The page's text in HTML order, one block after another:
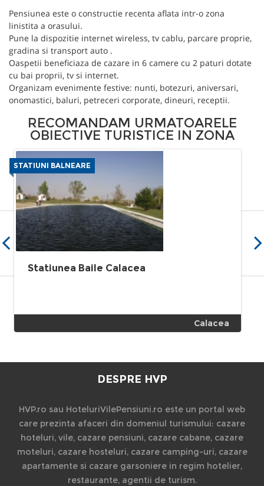
Pensiunea este o constructie recenta aflata intr-o zona
linistita a orasului.
Pune la dispozitie internet wireless, tv cablu, parcare proprie,
gradina si transport auto .
Oaspetii beneficiaza de cazare in 6 camere cu 2 paturi dotate
cu bai proprii, tv si internet.
Organizam evenimente festive: nunti, botezuri, aniversari,
onomastici, baluri, petreceri corporate, dineuri, receptii.
RECOMANDAM URMATOARELE
OBIECTIVE TURISTICE IN ZONA
STATIUNI BALNEARE
Statiunea Baile Calacea
Calacea
DESPRE HVP
HVP.ro sau HoteluriVilePensiuni.ro este un portal web
care prezinta afaceri din domeniul turismului: cazare
hoteluri, vile, cazare pensiuni, cazare cabane, cazare
moteluri, cazare hosteluri, cazare camping-uri, cazare
apartamente si cazare garsoniere in regim hotelier,
restaurante, agentii de turism.